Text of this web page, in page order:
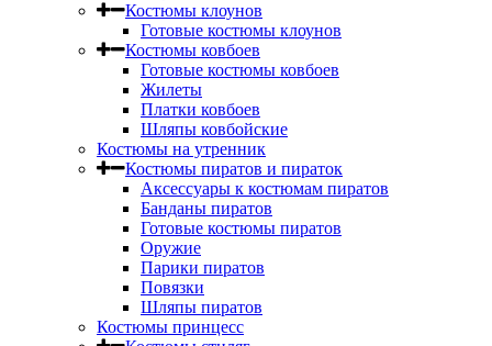
Костюмы клоунов
Готовые костюмы клоунов
Костюмы ковбоев
Готовые костюмы ковбоев
Жилеты
Платки ковбоев
Шляпы ковбойские
Костюмы на утренник
Костюмы пиратов и пираток
Аксессуары к костюмам пиратов
Банданы пиратов
Готовые костюмы пиратов
Оружие
Парики пиратов
Повязки
Шляпы пиратов
Костюмы принцесс